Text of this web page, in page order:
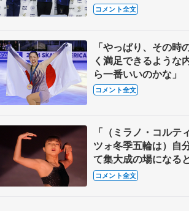
コメント全文
「やっぱり、その時
く満足できるような
ら一番いいのかな
スケートアメリカ優
コメント全文
「（ミラノ・コルテ
ツォ冬季五輪は）自
て集大成の場になる
す」 坂本花織 日
盟強化合宿（イタリ
コメント全文